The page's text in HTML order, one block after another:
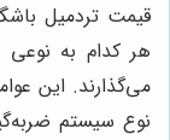
قیمت تردمیل
هر کدام به نوعی
می‌گذارند. این
نوع سیستم